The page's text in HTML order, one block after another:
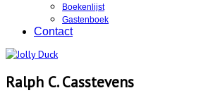
Boekenlijst
Gastenboek
Contact
Ralph C. Casstevens